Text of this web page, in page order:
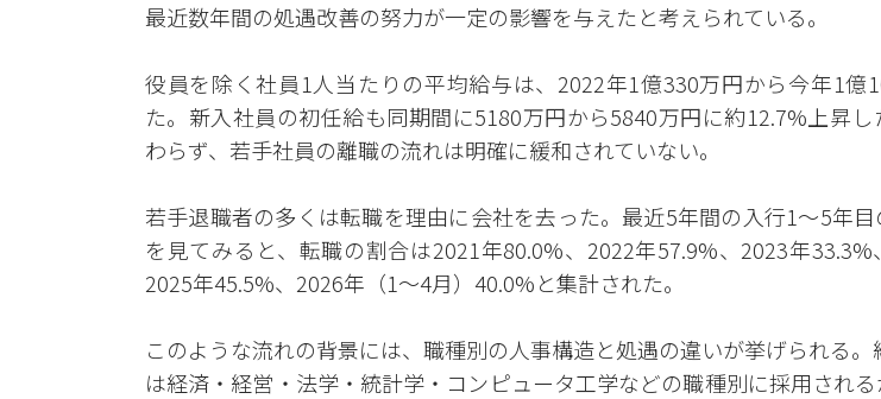
最近数年間の処遇改善の努力が一定の影響を与えたと考えられている。
役員を除く社員1人当たりの平均給与は、2022年1億330万円から今年1億
た。新入社員の初任給も同期間に5180万円から5840万円に約12.7%上昇
わらず、若手社員の離職の流れは明確に緩和されていない。
若手退職者の多くは転職を理由に会社を去った。最近5年間の入行1～5年
を見てみると、転職の割合は2021年80.0%、2022年57.9%、2023年33.3%
2025年45.5%、2026年（1～4月）40.0%と集計された。
このような流れの背景には、職種別の人事構造と処遇の違いが挙げられる。
は経済・経営・法学・統計学・コンピュータ工学などの職種別に採用され